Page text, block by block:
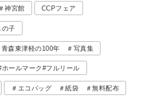
＃神宮館 CCPフェア
の子
森東津軽の100年 ＃写真集
ホールマーク#フルリール
＃エコバッグ ＃紙袋 ＃無料配布